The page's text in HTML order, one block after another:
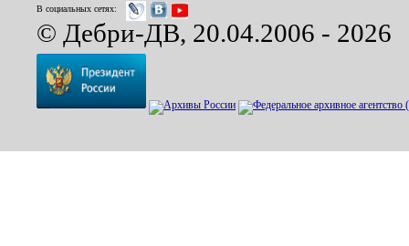
В социальных сетях:
© Дебри-ДВ, 20.04.2006 - 2026